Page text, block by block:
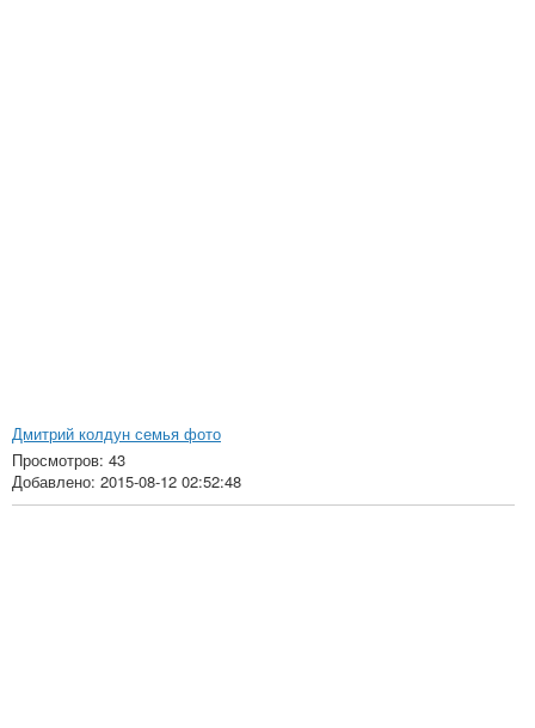
Дмитрий колдун семья фото
Просмотров: 43
Добавлено: 2015-08-12 02:52:48